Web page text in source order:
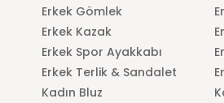
Erkek Gömlek
Erkek Kazak
Erkek Spor Ayakkabı
Erkek Terlik & Sandalet
Kadın Bluz